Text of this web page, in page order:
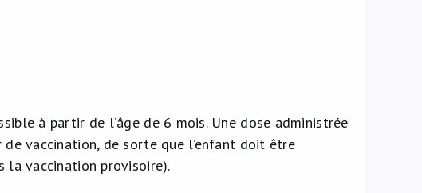
à partir de l’âge de 6 mois. Une dose administrée
de vaccination, de sorte que l’enfant doit être
la vaccination provisoire).